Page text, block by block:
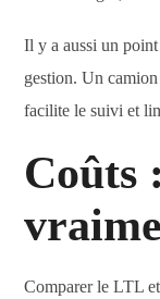
Il y a aussi un
gestion. Un
facilite le suivi et
Coûts
Comparer le LTL